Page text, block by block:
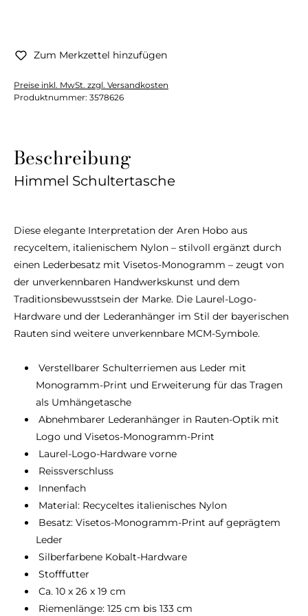
Zum Merkzettel hinzufügen
Preise inkl. MwSt. zzgl. Versandkosten
Produktnummer: 3578626
Beschreibung
Himmel Schultertasche
Diese elegante Interpretation der Aren Hobo aus
recyceltem, italienischem Nylon – stilvoll ergänzt durch
einen Lederbesatz mit Visetos-Monogramm – zeugt von
der unverkennbaren Handwerkskunst und dem
Traditionsbewusstsein der Marke. Die Laurel-Logo-
Hardware und der Lederanhänger im Stil der bayerischen
Rauten sind weitere unverkennbare MCM-Symbole.
Verstellbarer Schulterriemen aus Leder mit
Monogramm-Print und Erweiterung für das Tragen
als Umhängetasche
Abnehmbarer Lederanhänger in Rauten-Optik mit
Logo und Visetos-Monogramm-Print
Laurel-Logo-Hardware vorne
Reissverschluss
Innenfach
Material: Recyceltes italienisches Nylon
Besatz: Visetos-Monogramm-Print auf geprägtem
Leder
Silberfarbene Kobalt-Hardware
Stofffutter
Ca. 10 x 26 x 19 cm
Riemenlänge: 125 cm bis 133 cm